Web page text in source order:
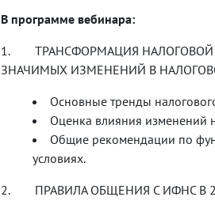
В программе вебинара:
1. ТРАНСФОРМАЦИЯ НАЛОГОВОЙ
ЗНАЧИМЫХ ИЗМЕНЕНИЙ В
Основные тренды
Оценка влияния изменений
Общие рекомендации по
условиях.
2. ПРАВИЛА ОБЩЕНИЯ С ИФНС В